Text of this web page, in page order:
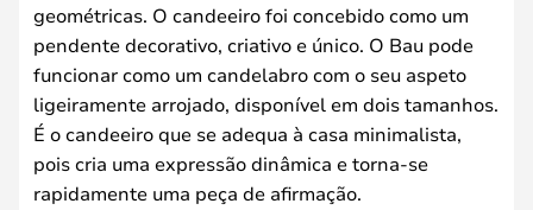
geométricas. O candeeiro foi concebido como um
pendente decorativo, criativo e único. O Bau pode
funcionar como um candelabro com o seu aspeto
ligeiramente arrojado, disponível em dois tamanhos.
É o candeeiro que se adequa à casa minimalista,
pois cria uma expressão dinâmica e torna-se
rapidamente uma peça de afirmação.